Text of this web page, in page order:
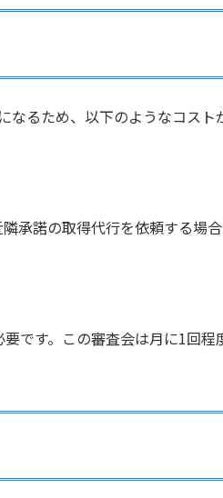
るため、以下のようなコスト
諾の取得代行を依頼する場
です。この審査会は月に1回